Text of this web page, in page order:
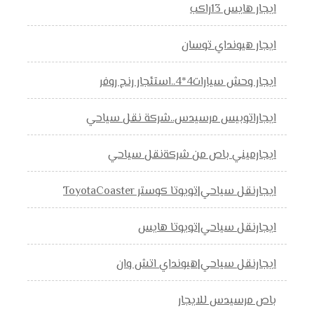
ايجار هايس 13راكب
ايجار هيونداي توسان
ايجار وحش سيارات4*4..استئجار رنج روفر
ايجاراتوبيس مرسيدس..شركة نقل سياحي
ايجارميني باص من شركةنقل سياحي
ايجارنقل سياحي|تويوتا كوستر ToyotaCoaster
ايجارنقل سياحي|تويوتا هايس
ايجارنقل سياحي|هيونداي اتش وان
باص مرسيدس للايجار